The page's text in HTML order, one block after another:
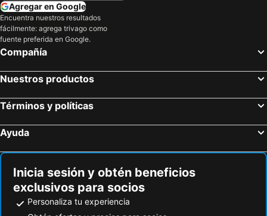
Herradura Hotel Suites
Alma llena Hotel Boutique
Hotel Cipolletti
Agregar en Google
Encuentra nuestros resultados
fácilmente: agrega trivago como
fuente preferida en Google.
Compañía
Nuestros productos
Términos y políticas
Ayuda
Inicia sesión y obtén beneficios
exclusivos para socios
Personaliza tu experiencia